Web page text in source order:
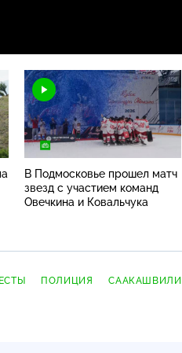
В Подмосковье прошел матч
звезд с участием команд
Овечкина и Ковальчука
ПОЛИЦИЯ СААКАШВИЛИ